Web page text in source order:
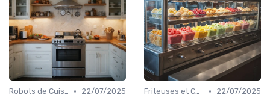
Robots de Cuisine •
22/07/2025
Friteuses et Cuiseurs •
22/07/2025